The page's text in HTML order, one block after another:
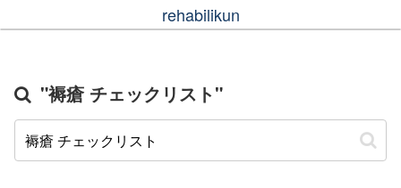
rehabilikun
"褥瘡 チェックリスト"